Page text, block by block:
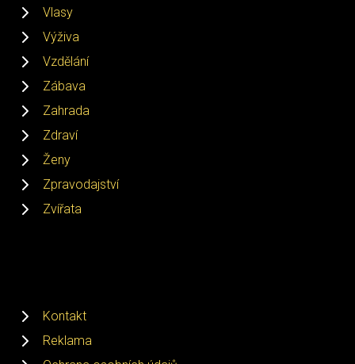
Vlasy
Výživa
Vzdělání
Zábava
Zahrada
Zdraví
Ženy
Zpravodajství
Zvířata
Kontakt
Reklama